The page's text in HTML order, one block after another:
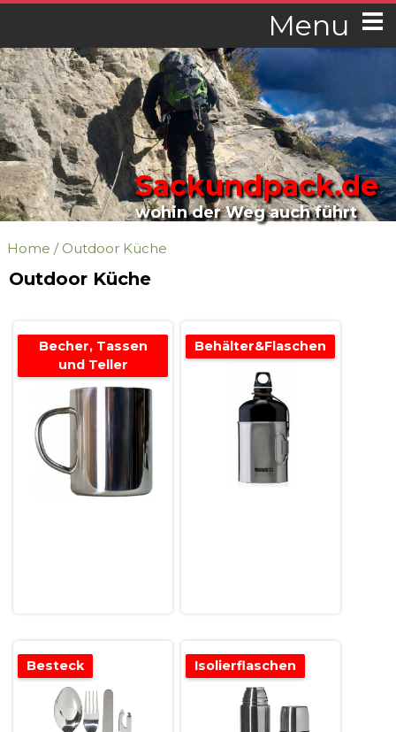
Menu
Sackundpack.de
wohin der Weg auch führt
Home / Outdoor Küche
Outdoor Küche
Becher, Tassen
und Teller
Behälter&Flaschen
Besteck Isolierflaschen